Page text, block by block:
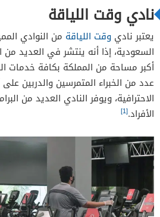
سعر اشتراك وقت اللياقة
سعر اشتراك فتنس تايم برو
سعر اشتراك فتنس تايم
سعر اشتراك وقت اللياقة
نادي وقت اللياقة
يعتبر نادي وقت اللياقة من النوادي
السعودية، إذا أنه ينتشر في العديد
أكبر مساحة من المملكة بكافة خدمات
عدد من الخبراء المتمرسين والدربين
الاحترافية، ويوفر النادي العديد من
الأفراد.[1]